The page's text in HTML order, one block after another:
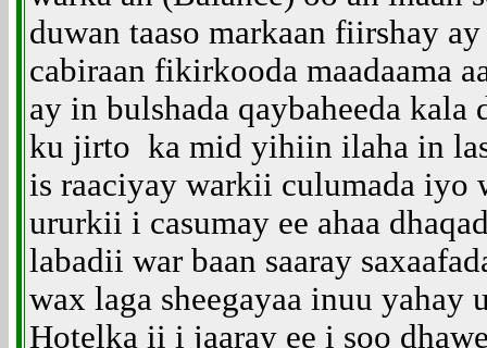
duwan taaso markaan fiirshay
cabiraan fikirkooda maadaama
ay in bulshada qaybaheeda kala
ku jirto ka mid yihiin ilaha in
is raaciyay warkii culumada iyo
ururkii i casumay ee ahaa
labadii war baan saaray
wax laga sheegayaa inuu yahay
Hotelka ii i jaaray ee i soo